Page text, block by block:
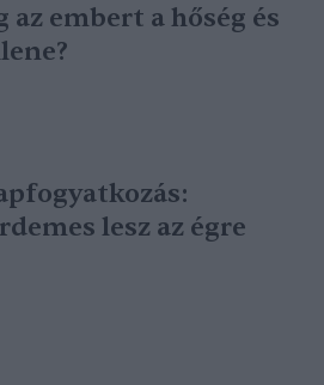
embert a hőség és
lesz az égre